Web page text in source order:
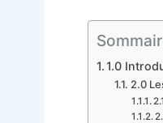
1.0
2.0